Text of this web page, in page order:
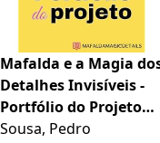
Mafalda e a Magia
Detalhes Invisíveis -
Portfólio do Projeto
(Portuguese Edition)
Sousa, Pedro